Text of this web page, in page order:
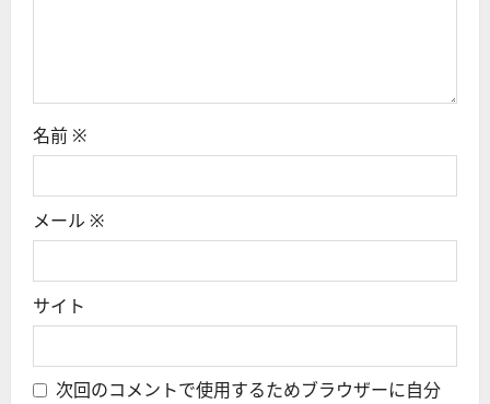
名前 ※
メール ※
サイト
次回のコメントで使用するためブラウザーに自分